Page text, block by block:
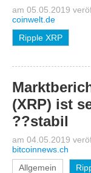
am 05.05.2019
coinwelt.de
Ripple XRP
(XRP) ist
??stabil
am 04.05.2019
bitcoinnews.ch
Allgemein